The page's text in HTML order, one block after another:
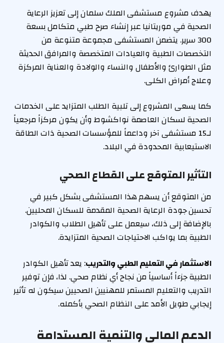
يهدف مشروع مستشفى الملك سلمان إلى تعزيز الرعاية
الصحية في موريتانيا عبر إنشاء صرح طبي متكامل بسعة
300 سرير. يتضمن المستشفى مجموعة متنوعة من
التخصصات الطبية والعيادات المتخصصة والمرافق الحديثة
مثل الطوارئ والأطفال والنساء والولادة والعناية المركزة
وعلاج أمراض الكلى.
كما يسعى المشروع إلى تلبية الطلب المتزايد على الخدمات
الصحية لسكان العاصمة نواكشوط وأن يكون مركزاً مرجعياً
لـ15 مستشفى آخر وداعماً للمؤسسات الصحية ذات الطاقة
الاستيعابية المحدودة في البلاد.
التأثير المتوقع على القطاع الصحي
من المتوقع أن يسهم هذا المستشفى بشكل كبير في
تحسين جودة الرعاية الصحية المقدمة للسكان المحليين.
بالإضافة إلى ذلك، سيعمل على تأهيل الطلاب والكوادر
الطبية بما يواكب الاحتياجات الصحية المتزايدة.
الاستثمار في التعليم الطبي والتدريب: يعد تأهيل الكوادر
الطبية جزءاً أساسياً من نجاح أي نظام صحي. لذا، فإن توفير
التدريب والتعليم المستمر للمهنيين الصحيين سيكون له تأثير
إيجابي طويل الأمد على النظام الصحي بأكمله.
الدعم المالي والتنمية المستدامة